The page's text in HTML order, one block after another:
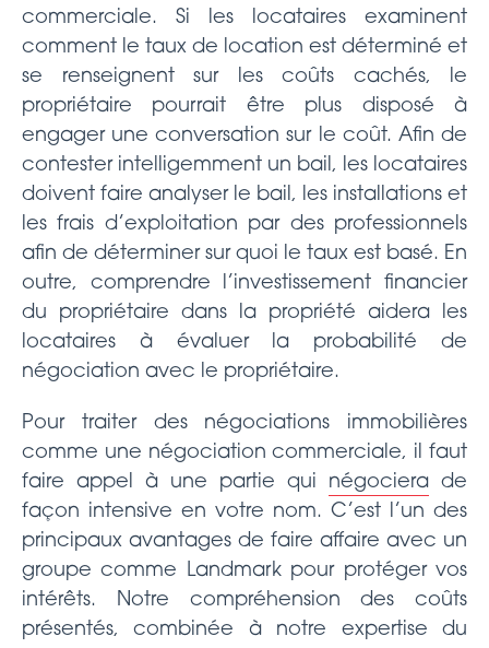
commerciale. Si les locataires examinent
comment le taux de location est déterminé et
se renseignent sur les coûts cachés, le
propriétaire pourrait être plus disposé à
engager une conversation sur le coût. Afin de
contester intelligemment un bail, les locataires
doivent faire analyser le bail, les installations et
les frais d’exploitation par des professionnels
afin de déterminer sur quoi le taux est basé. En
outre, comprendre l’investissement financier
du propriétaire dans la propriété aidera les
locataires à évaluer la probabilité de
négociation avec le propriétaire.
Pour traiter des négociations immobilières
comme une négociation commerciale, il faut
faire appel à une partie qui négociera de
façon intensive en votre nom. C’est l’un des
principaux avantages de faire affaire avec un
groupe comme Landmark pour protéger vos
intérêts. Notre compréhension des coûts
présentés, combinée à notre expertise du